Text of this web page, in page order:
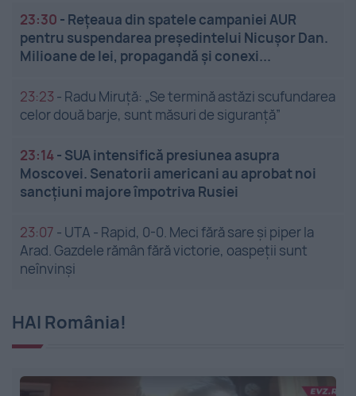
23:30 - Rețeaua din spatele campaniei AUR
pentru suspendarea președintelui Nicușor Dan.
Milioane de lei, propagandă și conexi...
23:23 - Radu Miruță: „Se termină astăzi scufundarea
celor două barje, sunt măsuri de siguranţă”
23:14- SUA intensifică presiunea asupra
Moscovei. Senatorii americani au aprobat noi
sancțiuni majore împotriva Rusiei
23:07 - UTA - Rapid, 0-0. Meci fără sare și piper la
Arad. Gazdele rămân fără victorie, oaspeții sunt
neînvinși
HAI România!